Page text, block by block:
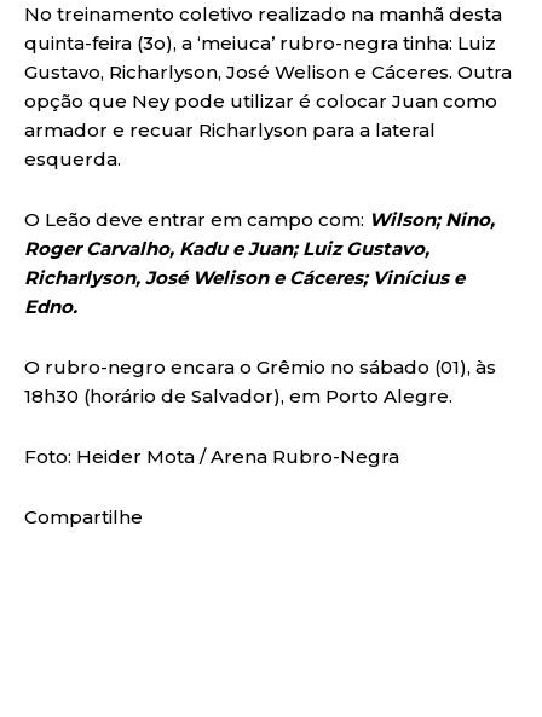
No treinamento coletivo realizado na manhã desta
quinta-feira (3o), a ‘meiuca’ rubro-negra tinha: Luiz
Gustavo, Richarlyson, José Welison e Cáceres. Outra
opção que Ney pode utilizar é colocar Juan como
armador e recuar Richarlyson para a lateral
esquerda.
O Leão deve entrar em campo com: Wilson; Nino,
Roger Carvalho, Kadu e Juan; Luiz Gustavo,
Richarlyson, José Welison e Cáceres; Vinícius e
Edno.
O rubro-negro encara o Grêmio no sábado (01), às
18h30 (horário de Salvador), em Porto Alegre.
Foto: Heider Mota / Arena Rubro-Negra
Compartilhe